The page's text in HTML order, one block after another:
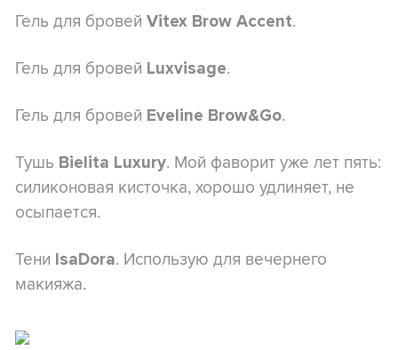
Гель для бровей Vitex Brow Accent.
Гель для бровей Luxvisage.
Гель для бровей Eveline Brow&Go.
Тушь Bielita Luxury. Мой фаворит уже лет пять:
силиконовая кисточка, хорошо удлиняет, не
осыпается.
Тени IsaDora. Использую для вечернего
макияжа.